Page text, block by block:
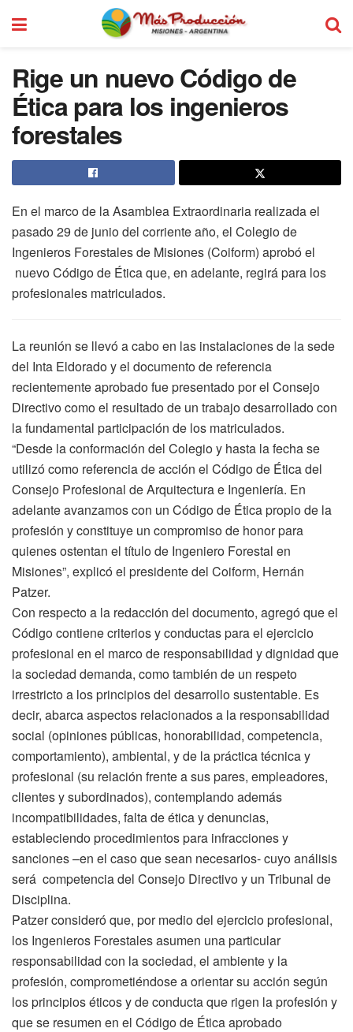
Rige un nuevo Código de
Ética para los ingenieros
forestales
En el marco de la Asamblea Extraordinaria realizada el
pasado 29 de junio del corriente año, el Colegio de
Ingenieros Forestales de Misiones (Coiform) aprobó el
nuevo Código de Ética que, en adelante, regirá para los
profesionales matriculados.
La reunión se llevó a cabo en las instalaciones de la sede
del Inta Eldorado y el documento de referencia
recientemente aprobado fue presentado por el Consejo
Directivo como el resultado de un trabajo desarrollado con
la fundamental participación de los matriculados.
“Desde la conformación del Colegio y hasta la fecha se
utilizó como referencia de acción el Código de Ética del
Consejo Profesional de Arquitectura e Ingeniería. En
adelante avanzamos con un Código de Ética propio de la
profesión y constituye un compromiso de honor para
quienes ostentan el título de Ingeniero Forestal en
Misiones”, explicó el presidente del Coiform, Hernán
Patzer.
Con respecto a la redacción del documento, agregó que el
Código contiene criterios y conductas para el ejercicio
profesional en el marco de responsabilidad y dignidad que
la sociedad demanda, como también de un respeto
irrestricto a los principios del desarrollo sustentable. Es
decir, abarca aspectos relacionados a la responsabilidad
social (opiniones públicas, honorabilidad, competencia,
comportamiento), ambiental, y de la práctica técnica y
profesional (su relación frente a sus pares, empleadores,
clientes y subordinados), contemplando además
incompatibilidades, falta de ética y denuncias,
estableciendo procedimientos para infracciones y
sanciones –en el caso que sean necesarios- cuyo análisis
será competencia del Consejo Directivo y un Tribunal de
Disciplina.
Patzer consideró que, por medio del ejercicio profesional,
los Ingenieros Forestales asumen una particular
responsabilidad con la sociedad, el ambiente y la
profesión, comprometiéndose a orientar su acción según
los principios éticos y de conducta que rigen la profesión y
que se resumen en el Código de Ética aprobado